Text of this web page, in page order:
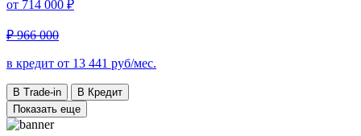
от 714 000 ₽
₽ 966 000
в кредит от 13 441 руб/мес.
В Trade-in
В Кредит
Показать еще